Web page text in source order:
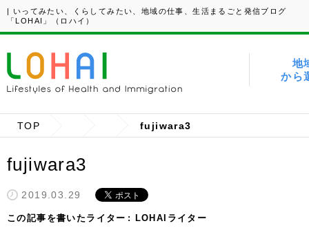
| いってみたい、くらしてみたい、地域の仕事、生活まるごと発信ブログ
「LOHAI」（ロハイ）
地
から
TOP fujiwara3
fujiwara3
2019.03.29
この記事を書いたライター LOHAIライター